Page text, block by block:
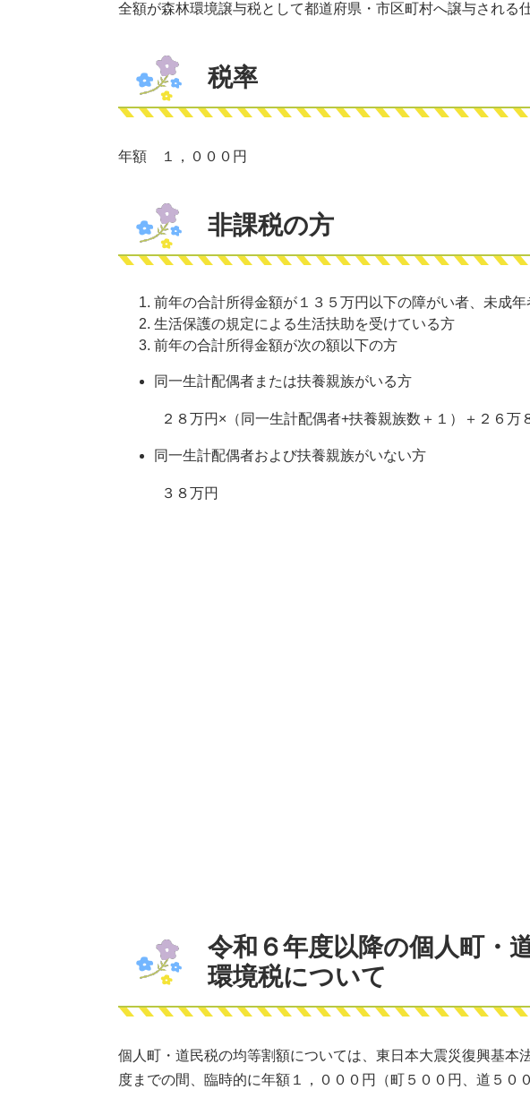
全額が森林環境譲与税として都道府県・市区町村へ譲与される
税率
年額 １，０００円
非課税の方
前年の合計所得金額が１３５万円以下の障がい者、未成
生活保護の規定による生活扶助を受けている方
前年の合計所得金額が次の額以下の方
同一生計配偶者または扶養親族がいる方
２８万円×（同一生計配偶者+扶養親族数＋１）＋２６万
同一生計配偶者および扶養親族がいない方
３８万円
令和６年度以降の個人町・
環境税について
個人町・道民税の均等割額については、東日本大震災復興基本
度までの間、臨時的に年額１，０００円（町５００円、道５０